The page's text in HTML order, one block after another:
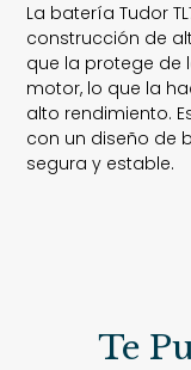
La batería Tudor
construcción de
que la protege de
motor, lo que la
alto rendimiento.
con un diseño de
segura y estable.
Te